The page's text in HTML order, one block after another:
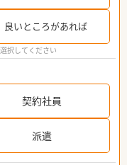
良いところがあれば
択してください
契約社員
派遣